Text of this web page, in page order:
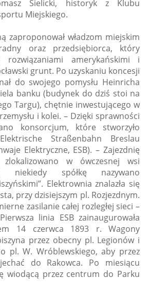
Sielicki, historyk z Klubu
Miejskiego.
zaproponował władzom miejskim
oraz przedsiębiorca, który
rozwiązaniami amerykańskimi i
grunt. Po uzyskaniu koncesji
do swojego pomysłu Heinricha
banku (budynek do dziś stoi na
Targu), chętnie inwestującego w
i kolei. – Dzięki sprawności
konsorcjum, które stworzyło
Straßenbahn Breslau
Elektryczne, ESB). – Zajezdnię
w ówczesnej wsi
niekiedy spółkę nazywano
Elektrownia znalazła się
przy dzisiejszym pl. Rozjezdnym.
zasilanie całej rozległej sieci –
linia ESB zainaugurowała
14 czerwca 1893 r. Wagony
przez obecny pl. Legionów i
pl. W. Wróblewskiego, aby przez
do Rakowca. Po miesiącu
wiodącą przez centrum do Parku